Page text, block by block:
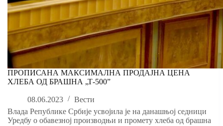
ПРОПИСАНА МАКСИМАЛНА ПРОДАЈНА ЦЕНА
ХЛЕБА ОД БРАШНА „Т-500”
08.06.2023
Вести
Влада Републике Србије усвојила је на данашњој седници
Уредбу о обавезној производњи и промету хлеба од брашна